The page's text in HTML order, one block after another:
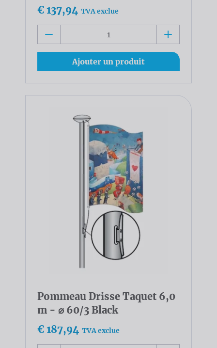
€ 137,94 TVA exclue
Ajouter un produit
Pommeau Drisse Taquet 6,0
m - ⌀ 60/3 Black
€ 187,94 TVA exclue